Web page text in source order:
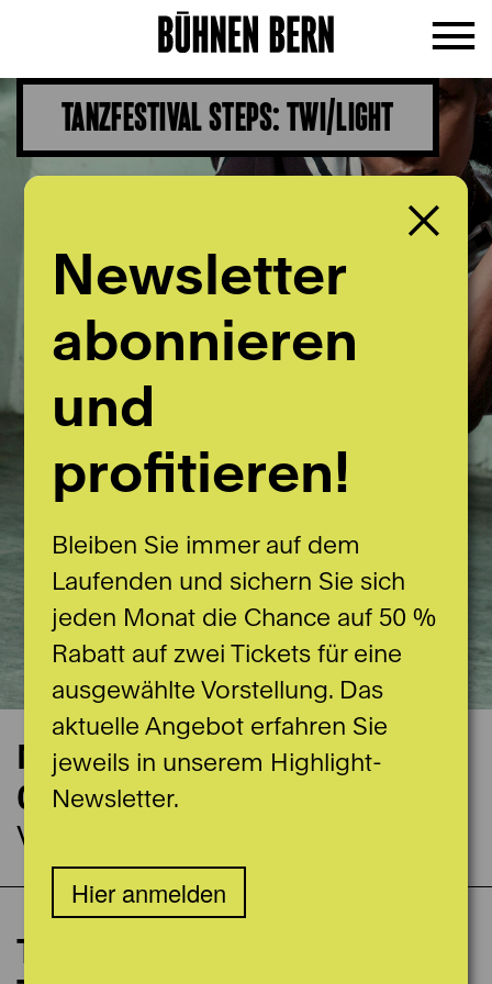
TANZFESTIVAL STEPS: TWI/LIGHT
Nächste Vorstellung
06.03.2026
Vidmar 1
Tanzfestival Steps:
Newsletter
abonnieren
und
profitieren!
Bleiben Sie immer auf dem
Laufenden und sichern Sie sich
jeden Monat die Chance auf 50 %
Rabatt auf zwei Tickets für eine
ausgewählte Vorstellung. Das
aktuelle Angebot erfahren Sie
jeweils in unserem Highlight-
Newsletter.
Hier anmelden